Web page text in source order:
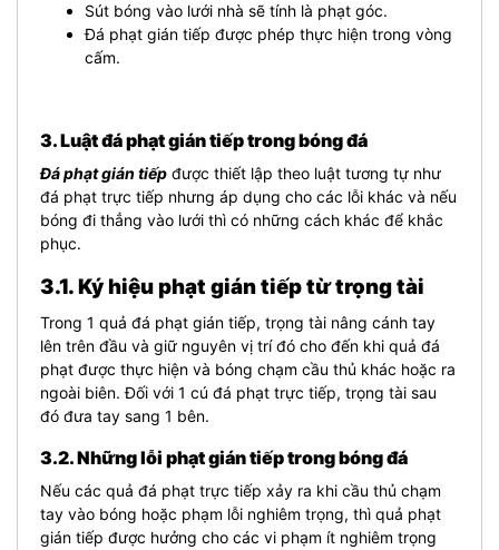
Sút bóng vào lưới nhà sẽ tính là phạt góc.
Đá phạt gián tiếp được phép thực hiện trong vòng
cấm.
3. Luật đá phạt gián tiếp trong bóng đá
Đá phạt gián tiếp được thiết lập theo luật tương tự như
đá phạt trực tiếp nhưng áp dụng cho các lỗi khác và nếu
bóng đi thẳng vào lưới thì có những cách khác để khắc
phục.
3.1. Ký hiệu phạt gián tiếp từ trọng tài
Trong 1 quả đá phạt gián tiếp, trọng tài nâng cánh tay
lên trên đầu và giữ nguyên vị trí đó cho đến khi quả đá
phạt được thực hiện và bóng chạm cầu thủ khác hoặc ra
ngoài biên. Đối với 1 cú đá phạt trực tiếp, trọng tài sau
đó đưa tay sang 1 bên.
3.2. Những lỗi phạt gián tiếp trong bóng đá
Nếu các quả đá phạt trực tiếp xảy ra khi cầu thủ chạm
tay vào bóng hoặc phạm lỗi nghiêm trọng, thì quả phạt
gián tiếp được hưởng cho các vi phạm ít nghiêm trọng